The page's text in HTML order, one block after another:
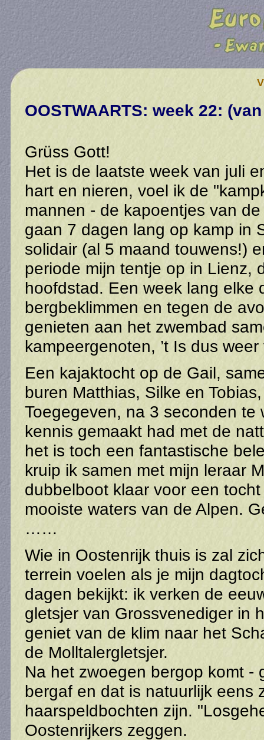
OOSTWAARTS: week 22:
Grüss Gott!
Het is de laatste week van juli
hart en nieren, voel ik de
mannen - de kapoentjes van
gaan 7 dagen lang op kamp in
solidair (al 5 maand touwens!)
periode mijn tentje op in Lienz,
hoofdstad. Een week lang elke
bergbeklimmen en tegen de
genieten aan het zwembad
kampeergenoten, ’t Is dus
Een kajaktocht op de Gail,
buren Matthias, Silke en
Toegegeven, na 3 seconden te
kennis gemaakt had met de
het is toch een fantastische
kruip ik samen met mijn leraar
dubbelboot klaar voor een
mooiste waters van de Alpen.
……
Wie in Oostenrijk thuis is zal
terrein voelen als je mijn
dagen bekijkt: ik verken de
gletsjer van Grossvenediger in
geniet van de klim naar het
de Molltalergletsjer.
Na het zwoegen bergop komt -
bergaf en dat is natuurlijk eens
haarspeldbochten zijn.
Oostenrijkers zeggen.